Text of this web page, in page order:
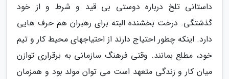
داستانی تلخ درباره دوستی بی قید و شرط و از خود
گذشتگی. درخت بخشنده البته برای رهبران هم حرف هایی
دارد. اینکه چطور احتیاج دارند از احتیاجهای محیط کار و تیم
خود، مطلع بمانند. وقتی فرهنگ سازمانی به برقراری توازن
میان کار و زندگی متعهد است می توان مولد بود و همزمان